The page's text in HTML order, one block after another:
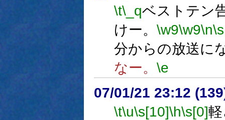
\t\_qベストテン
けー。 \w9\w9\n
分からの放送に
なー。 \e
07/01/21 23:12
\t\u\s[10]\h\s[0]